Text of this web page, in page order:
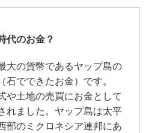
代のお金？
大の貨幣であるヤップ島の
石でできたお金）です。
や土地の売買にお金として
れました。ヤップ島は太平
部のミクロネシア連邦にあ